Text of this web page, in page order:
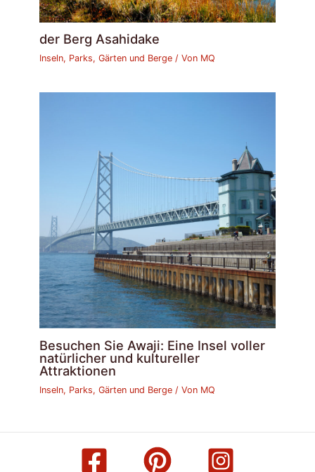
der Berg Asahidake
Inseln, Parks, Gärten und Berge / Von MQ
Besuchen Sie Awaji: Eine Insel voller
natürlicher und kultureller
Attraktionen
Inseln, Parks, Gärten und Berge / Von MQ